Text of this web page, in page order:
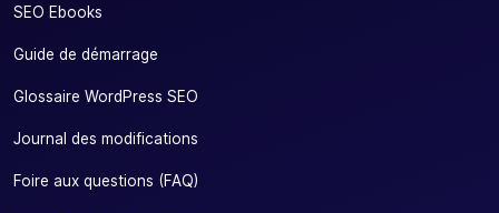
SEO Ebooks
Guide de démarrage
Glossaire WordPress SEO
Journal des modifications
Foire aux questions (FAQ)